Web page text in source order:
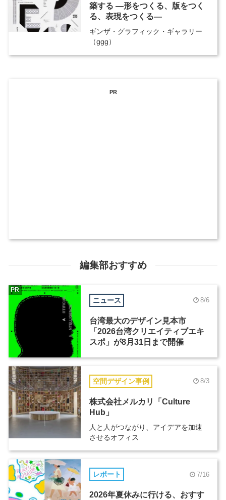
築する ―形をつくる、版をつく
る、表現をつくる―
ギンザ・グラフィック・ギャラリー
（ggg）
PR
編集部おすすめ
ニュース 8/6
台湾最大のデザイン見本市
「2026台湾クリエイティブエキ
スポ」が8月31日まで開催
PR
空間デザイン事例 8/3
株式会社メルカリ「Culture
Hub」
人と人がつながり、アイデアを加速
させるオフィス
レポート 7/16
2026年夏休みに行ける、おすす